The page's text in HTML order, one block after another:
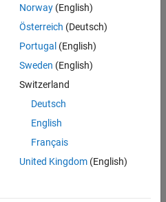
Norway(English)
Österreich (Deutsch)
Portugal (English)
Sweden (English)
Switzerland
Deutsch
English
Français
United Kingdom(English)